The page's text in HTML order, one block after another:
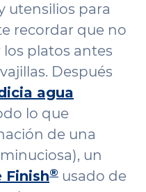
utensilios para
recordar que no
platos antes
Después
agua
lo que
de una
un
Finish® usado de